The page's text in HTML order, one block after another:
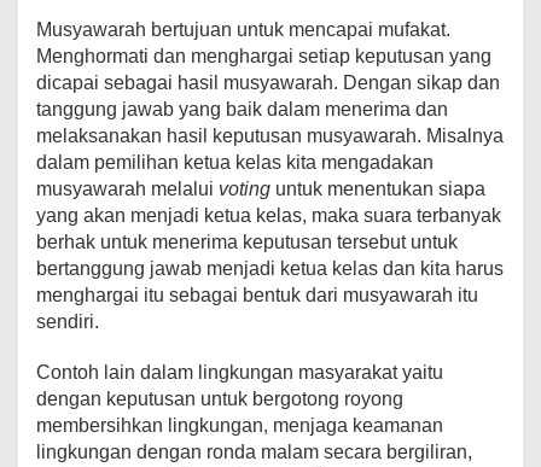
Musyawarah bertujuan untuk mencapai mufakat.
Menghormati dan menghargai setiap keputusan yang
dicapai sebagai hasil musyawarah. Dengan sikap dan
tanggung jawab yang baik dalam menerima dan
melaksanakan hasil keputusan musyawarah. Misalnya
dalam pemilihan ketua kelas kita mengadakan
musyawarah melalui voting untuk menentukan siapa
yang akan menjadi ketua kelas, maka suara terbanyak
berhak untuk menerima keputusan tersebut untuk
bertanggung jawab menjadi ketua kelas dan kita harus
menghargai itu sebagai bentuk dari musyawarah itu
sendiri.
Contoh lain dalam lingkungan masyarakat yaitu
dengan keputusan untuk bergotong royong
membersihkan lingkungan, menjaga keamanan
lingkungan dengan ronda malam secara bergiliran,